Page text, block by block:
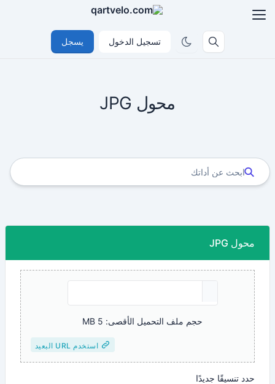
تسجيل الدخول يسجل
محول JPG
محول JPG
حجم ملف التحميل الأقصى: 5 MB
استخدم URL البعيد
حدد تنسيقًا جديدًا